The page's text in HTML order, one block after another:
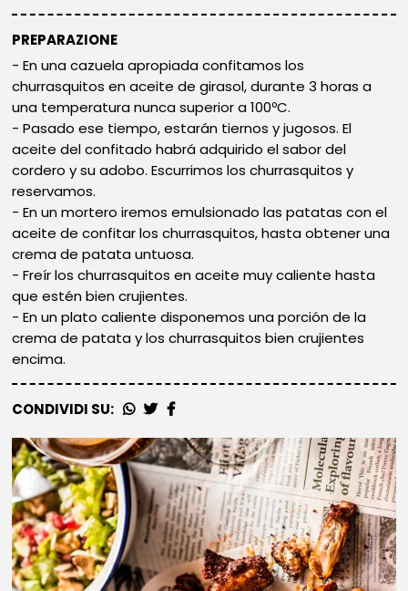
PREPARAZIONE
En una cazuela apropiada confitamos los
churrasquitos en aceite de girasol, durante 3 horas a
una temperatura nunca superior a 100ºC.
Pasado ese tiempo, estarán tiernos y jugosos. El
aceite del confitado habrá adquirido el sabor del
cordero y su adobo. Escurrimos los churrasquitos y
reservamos.
En un mortero iremos emulsionado las patatas con el
aceite de confitar los churrasquitos, hasta obtener una
crema de patata untuosa.
Freír los churrasquitos en aceite muy caliente hasta
que estén bien crujientes.
En un plato caliente disponemos una porción de la
crema de patata y los churrasquitos bien crujientes
encima.
CONDIVIDI SU: